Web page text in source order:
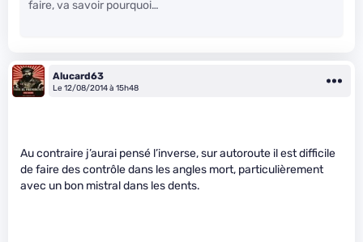
faire, va savoir pourquoi…
Alucard63
Le 12/08/2014 à 15h48
Au contraire j’aurai pensé l’inverse, sur autoroute il est difficile
de faire des contrôle dans les angles mort, particulièrement
avec un bon mistral dans les dents.